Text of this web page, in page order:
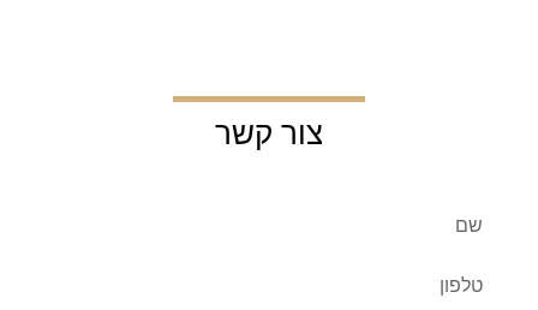
צור קשר